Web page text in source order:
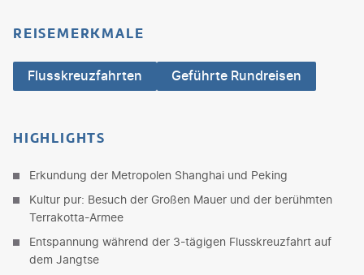
REISEMERKMALE
Flusskreuzfahrten Geführte Rundreisen
HIGHLIGHTS
Erkundung der Metropolen Shanghai und Peking
Kultur pur: Besuch der Großen Mauer und der berühmten
Terrakotta-Armee
Entspannung während der 3-tägigen Flusskreuzfahrt auf
dem Jangtse